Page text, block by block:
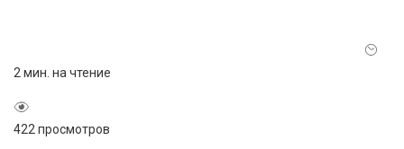
2 мин. на чтение
422 просмотров